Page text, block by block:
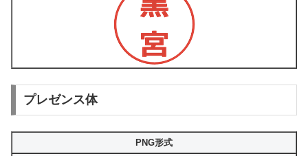
プレゼンス体
PNG形式